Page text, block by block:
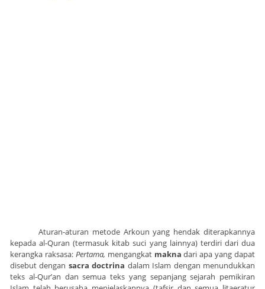
Aturan-aturan metode Arkoun yang hendak diterapkannya
kepada al-Quran (termasuk kitab suci yang lainnya) terdiri dari dua
kerangka raksasa: Pertama, mengangkatmakna dari apa yang dapat
disebut dengan sacra doctrina dalam Islam dengan menundukkan
teks al-Qur’an dan semua teks yang sepanjang sejarah pemikiran